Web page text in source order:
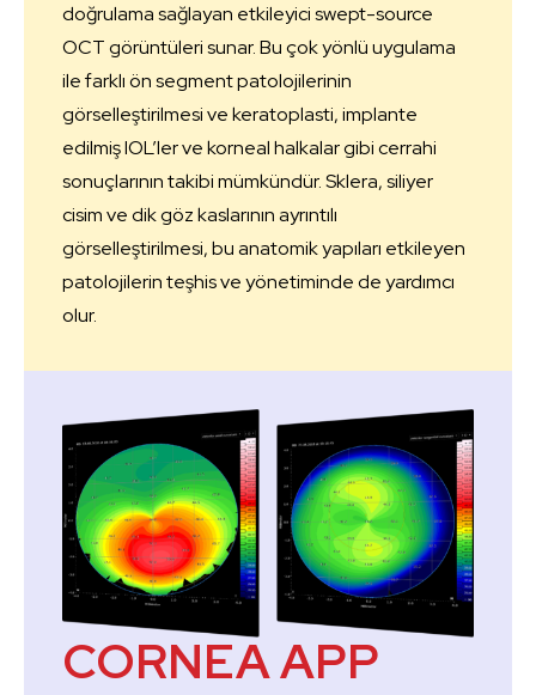
doğrulama sağlayan etkileyici swept-source
OCT görüntüleri sunar. Bu çok yönlü uygulama
ile farklı ön segment patolojilerinin
görselleştirilmesi ve keratoplasti, implante
edilmiş IOL’ler ve korneal halkalar gibi cerrahi
sonuçlarının takibi mümkündür. Sklera, siliyer
cisim ve dik göz kaslarının ayrıntılı
görselleştirilmesi, bu anatomik yapıları etkileyen
patolojilerin teşhis ve yönetiminde de yardımcı
olur.
CORNEA APP